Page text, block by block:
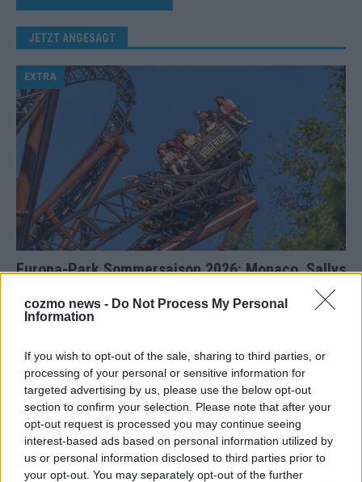
cozmo news - Do Not Process My Personal
Information
If you wish to opt-out of the sale, sharing to third parties, or
processing of your personal or sensitive information for
targeted advertising by us, please use the below opt-out
section to confirm your selection. Please note that after your
opt-out request is processed you may continue seeing
interest-based ads based on personal information utilized by
us or personal information disclosed to third parties prior to
your opt-out. You may separately opt-out of the further
JETZT ANGESAGT
Europa-Park Sommersaison 2026: Monaco, Sallys
Überblick
EXTRA
Bulgarien hat gewonnen – aber der ESC 2026
hinterlässt unbeantwortete Fragen
KOMMENTAR
Mai 2026